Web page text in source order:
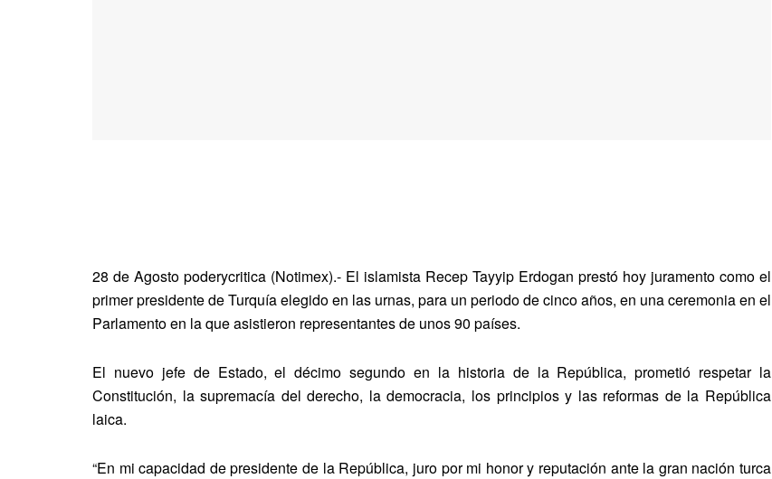
28 de Agosto poderycritica (Notimex).- El islamista Recep Tayyip Erdogan prestó hoy juramento como el
primer presidente de Turquía elegido en las urnas, para un periodo de cinco años, en una ceremonia en el
Parlamento en la que asistieron representantes de unos 90 países.
El nuevo jefe de Estado, el décimo segundo en la historia de la República, prometió respetar la
Constitución, la supremacía del derecho, la democracia, los principios y las reformas de la República
laica.
“En mi capacidad de presidente de la República, juro por mi honor y reputación ante la gran nación turca